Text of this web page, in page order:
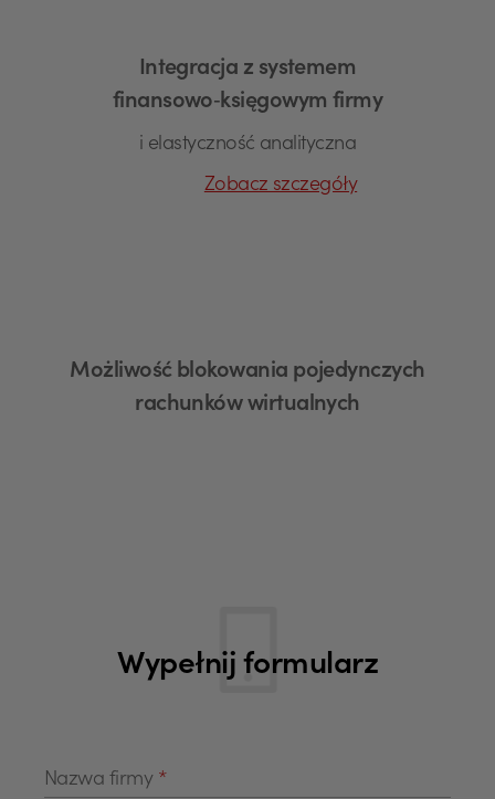
Integracja z systemem
finansowo‑księgowym firmy
i elastyczność analityczna
Zobacz szczegóły
Możliwość blokowania pojedynczych
rachunków wirtualnych
Wypełnij formularz
Nazwa firmy *